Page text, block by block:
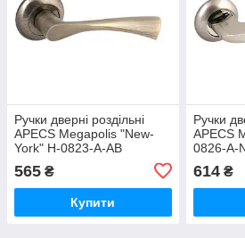
Ручки дверні роздільні
APECS Megapolis "New-
York" H-0823-A-AB
565 ₴
Купити
Ручки
APECS
0826-A-
614₴